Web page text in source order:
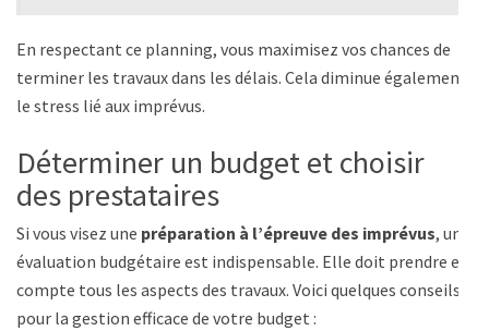
En respectant ce planning, vous maximisez vos chances de
terminer les travaux dans les délais. Cela diminue également
le stress lié aux imprévus.
Déterminer un budget et choisir
des prestataires
Si vous visez une préparation à l’épreuve des imprévus, une
évaluation budgétaire est indispensable. Elle doit prendre en
compte tous les aspects des travaux. Voici quelques conseils
pour la gestion efficace de votre budget :